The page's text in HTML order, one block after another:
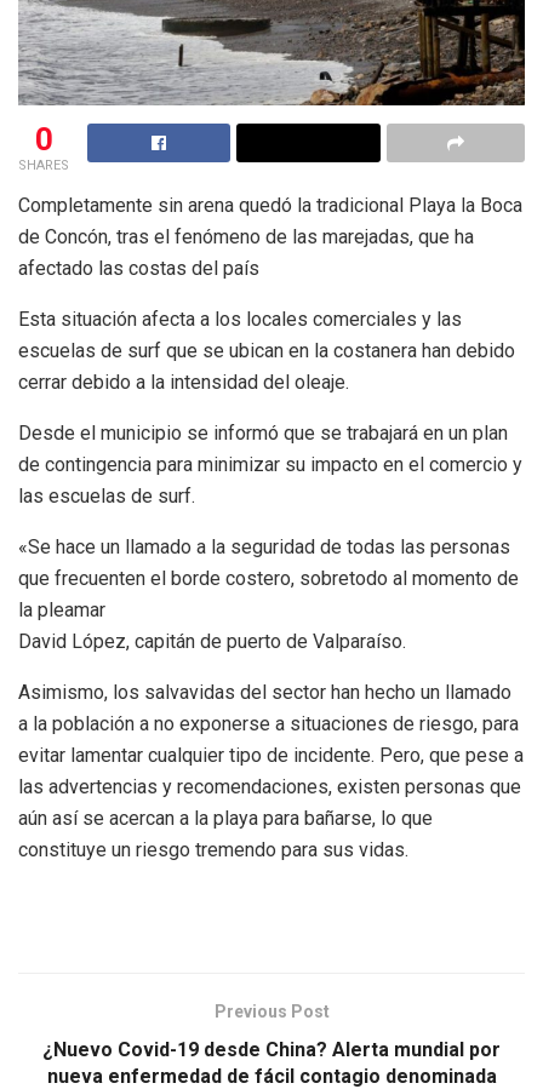
0
SHARES
Completamente sin arena quedó la tradicional Playa la Boca
de Concón, tras el fenómeno de las marejadas, que ha
afectado las costas del país
Esta situación afecta a los locales comerciales y las
escuelas de surf que se ubican en la costanera han debido
cerrar debido a la intensidad del oleaje.
Desde el municipio se informó que se trabajará en un plan
de contingencia para minimizar su impacto en el comercio y
las escuelas de surf.
«Se hace un llamado a la seguridad de todas las personas
que frecuenten el borde costero, sobretodo al momento de
la pleamar
David López, capitán de puerto de Valparaíso.
Asimismo, los salvavidas del sector han hecho un llamado
a la población a no exponerse a situaciones de riesgo, para
evitar lamentar cualquier tipo de incidente. Pero, que pese a
las advertencias y recomendaciones, existen personas que
aún así se acercan a la playa para bañarse, lo que
constituye un riesgo tremendo para sus vidas.
Previous Post
¿Nuevo Covid-19 desde China? Alerta mundial por
nueva enfermedad de fácil contagio denominada